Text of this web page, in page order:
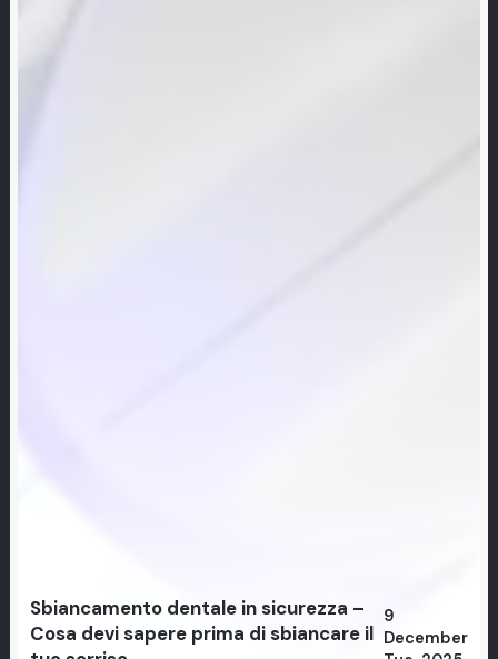
Sbiancamento dentale in sicurezza –
Cosa devi sapere prima di sbiancare il
9
December